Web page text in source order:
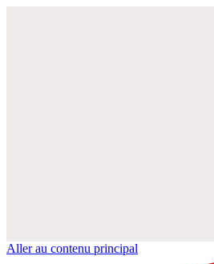
Aller au contenu principal